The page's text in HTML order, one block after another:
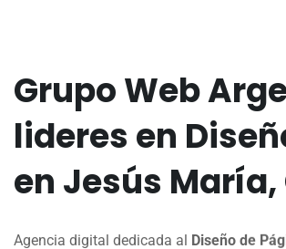
Grupo Web
lideres en
en Jesús
Agencia digital dedicada al Diseño de